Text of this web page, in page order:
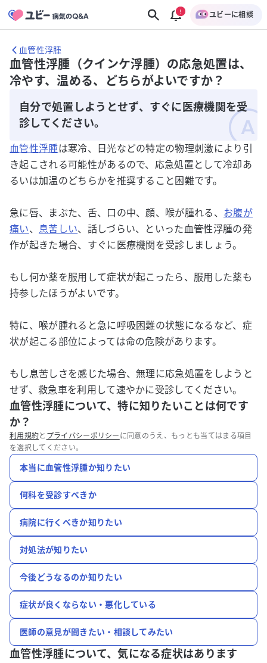
ユビーに相談
血管性浮腫
血管性浮腫（クインケ浮腫）の応急処置は、
冷やす、温める、どちらがよいですか？
自分で処置しようとせず、すぐに医療機関を受
診してください。
血管性浮腫は寒冷、日光などの特定の物理刺激により引
き起こされる可能性があるので、応急処置として冷却あ
るいは加温のどちらかを推奨すること困難です。
急に唇、まぶた、舌、口の中、顔、喉が腫れる、 お腹が
痛い、 息苦しい、話しづらい、といった血管性浮腫の発
作が起きた場合、すぐに医療機関を受診しましょう。
もし何か薬を服用して症状が起こったら、服用した薬も
持参したほうがよいです。
特に、喉が腫れると急に呼吸困難の状態になるなど、症
状が起こる部位によっては命の危険があります。
もし息苦しさを感じた場合、無理に応急処置をしようと
せず、救急車を利用して速やかに受診してください。
血管性浮腫について、特に知りたいことは何です
か？
利用規約と プライバシーポリシー に同意のうえ、もっとも当てはまる項目
を選択してください。
本当に血管性浮腫か知りたい
何科を受診すべきか
病院に行くべきか知りたい
対処法が知りたい
今後どうなるのか知りたい
症状が良くならない・悪化している
医師の意見が聞きたい・相談してみたい
血管性浮腫について、気になる症状はあります